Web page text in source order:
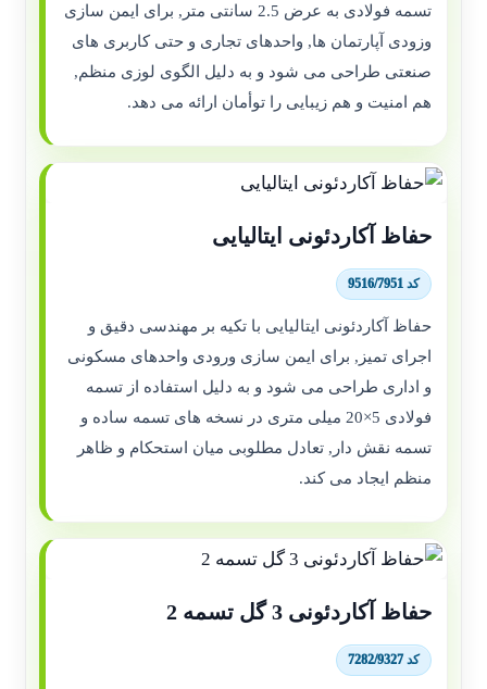
تسمه فولادی به عرض 2.5 سانتی متر, برای ایمن سازی
وزودی آپارتمان ها, واحدهای تجاری و حتی کاربری های
صنعتی طراحی می شود و به دلیل الگوی لوزی منظم,
هم امنیت و هم زیبایی را توأمان ارائه می دهد.
حفاظ آکاردئونی ایتالیایی
کد 9516/7951
حفاظ آکاردئونی ایتالیایی با تکیه بر مهندسی دقیق و
اجرای تمیز, برای ایمن سازی ورودی واحدهای مسکونی
و اداری طراحی می شود و به دلیل استفاده از تسمه
فولادی 5×20 میلی متری در نسخه های تسمه ساده و
تسمه نقش دار, تعادل مطلوبی میان استحکام و ظاهر
منظم ایجاد می کند.
حفاظ آکاردئونی 3 گل تسمه 2
کد 7282/9327